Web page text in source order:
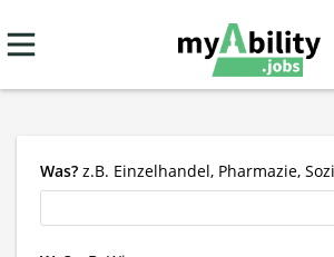
Was? z.B. Einzelhandel, Pharmazie,